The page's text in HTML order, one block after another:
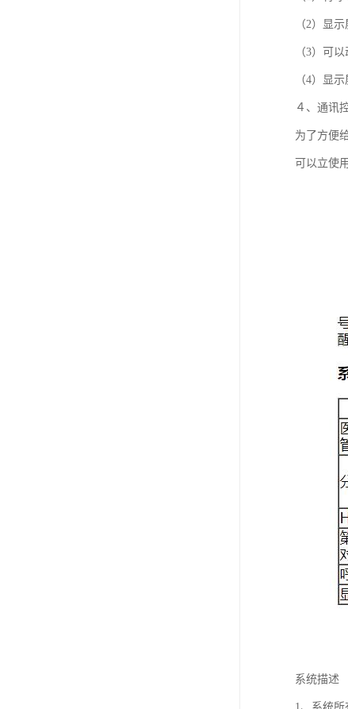
（2）显
（3）可
（4）显
４、通讯
为了方便
可以立使
系统描述